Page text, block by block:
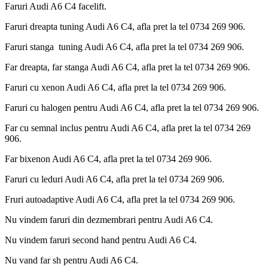
Faruri Audi A6 C4 facelift.
Faruri dreapta tuning Audi A6 C4, afla pret la tel 0734 269 906.
Faruri stanga tuning Audi A6 C4, afla pret la tel 0734 269 906.
Far dreapta, far stanga Audi A6 C4, afla pret la tel 0734 269 906.
Faruri cu xenon Audi A6 C4, afla pret la tel 0734 269 906.
Faruri cu halogen pentru Audi A6 C4, afla pret la tel 0734 269 906.
Far cu semnal inclus pentru Audi A6 C4, afla pret la tel 0734 269
906.
Far bixenon Audi A6 C4, afla pret la tel 0734 269 906.
Faruri cu leduri Audi A6 C4, afla pret la tel 0734 269 906.
Fruri autoadaptive Audi A6 C4, afla pret la tel 0734 269 906.
Nu vindem faruri din dezmembrari pentru Audi A6 C4.
Nu vindem faruri second hand pentru Audi A6 C4.
Nu vand far sh pentru Audi A6 C4.